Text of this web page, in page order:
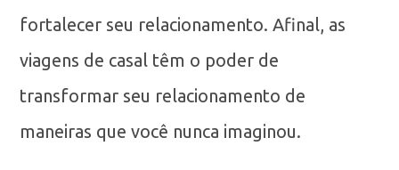
fortalecer seu relacionamento. Afinal, as
viagens de casal têm o poder de
transformar seu relacionamento de
maneiras que você nunca imaginou.